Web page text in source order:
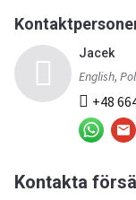
Jacek
English,
+48
Kontakta